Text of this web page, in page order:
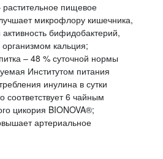
пищевое
микрофлору кишечника,
бифидобактерий,
кальция;
– 48 % суточной нормы
Институтом питания
инулина в сутки
соответствует 6 чайным
цикория BIONOVA®;
артериальное